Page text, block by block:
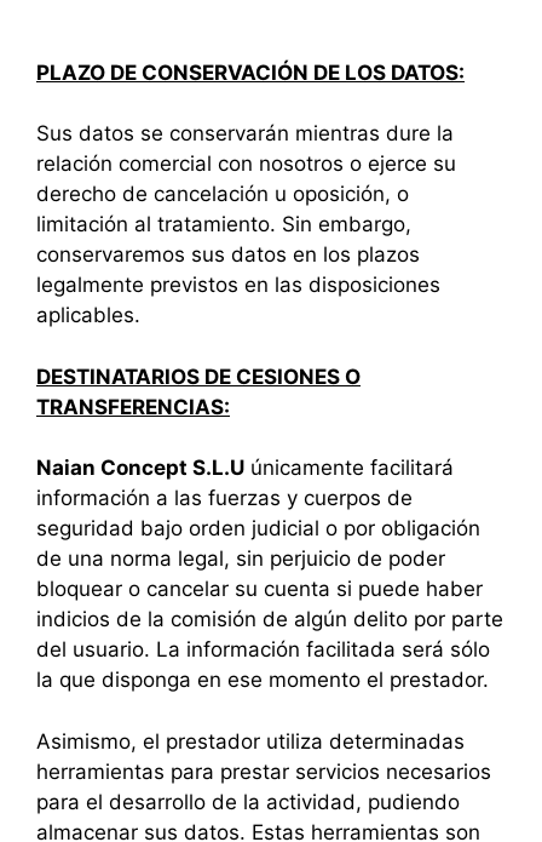
PLAZO DE CONSERVACIÓN DE LOS DATOS:
Sus datos se conservarán mientras dure la
relación comercial con nosotros o ejerce su
derecho de cancelación u oposición, o
limitación al tratamiento. Sin embargo,
conservaremos sus datos en los plazos
legalmente previstos en las disposiciones
aplicables.
DESTINATARIOS DE CESIONES O
TRANSFERENCIAS:
Naian Concept S.L.U únicamente facilitará
información a las fuerzas y cuerpos de
seguridad bajo orden judicial o por obligación
de una norma legal, sin perjuicio de poder
bloquear o cancelar su cuenta si puede haber
indicios de la comisión de algún delito por parte
del usuario. La información facilitada será sólo
la que disponga en ese momento el prestador.
Asimismo, el prestador utiliza determinadas
herramientas para prestar servicios necesarios
para el desarrollo de la actividad, pudiendo
almacenar sus datos. Estas herramientas son